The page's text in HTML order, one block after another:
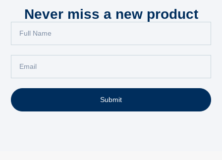
Never miss a new product
Submit